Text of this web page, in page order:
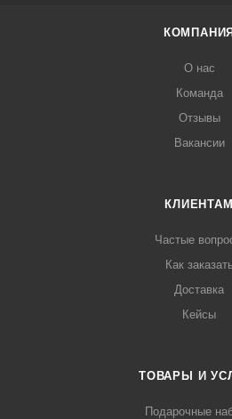
КОМПАНИЯ
О нас
Команда
Отзывы
Вакансии
КЛИЕНТАМ
Частые
Как заказать
Доставка
Кейсы
ТОВАРЫ И
Подарочные